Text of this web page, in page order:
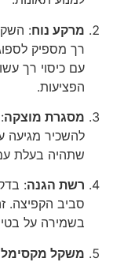
מרקע נוח:
רך מספיק
עם כיסוי רך
הפציעות.
מסגרת מוצקה
להשכיר מגיעה
שתהיה בעלת
רשת הגנה:
סביב הקפיצה.
בשמירה על
משקל